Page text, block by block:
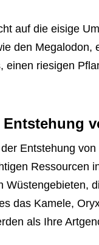
auf die eisige
den Megalodon,
riesigen
Entstehung
Ressourcen
Wüstengebieten,
das Kamele,
als Ihre